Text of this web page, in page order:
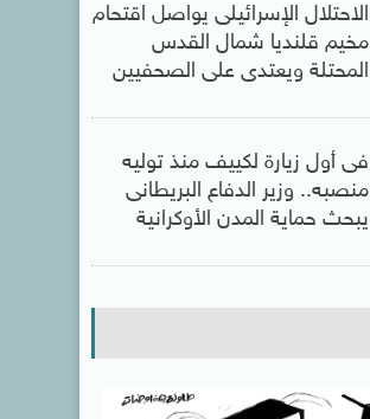
الاحتلال الإسرائيلى يواصل اقتحام
مخيم قلنديا شمال القدس
المحتلة ويعتدى على الصحفيين
فى أول زيارة لكييف منذ توليه
منصبه.. وزير الدفاع البريطانى
يبحث حماية المدن الأوكرانية